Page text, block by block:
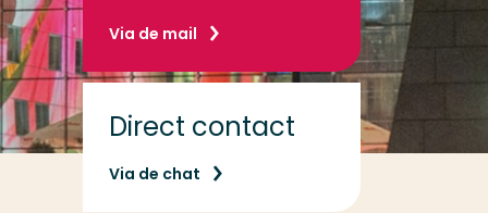
Via de mail
Direct contact
Via de chat